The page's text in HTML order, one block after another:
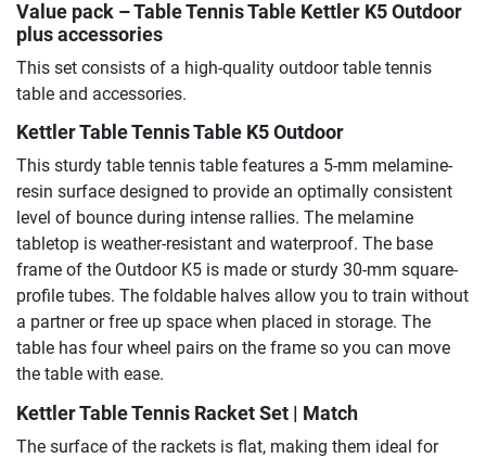
Value pack – Table Tennis Table Kettler K5 Outdoor
plus accessories
This set consists of a high-quality outdoor table tennis
table and accessories.
Kettler Table Tennis Table K5 Outdoor
This sturdy table tennis table features a 5-mm melamine-
resin surface designed to provide an optimally consistent
level of bounce during intense rallies. The melamine
tabletop is weather-resistant and waterproof. The base
frame of the Outdoor K5 is made or sturdy 30-mm square-
profile tubes. The foldable halves allow you to train without
a partner or free up space when placed in storage. The
table has four wheel pairs on the frame so you can move
the table with ease.
Kettler Table Tennis Racket Set | Match
The surface of the rackets is flat, making them ideal for